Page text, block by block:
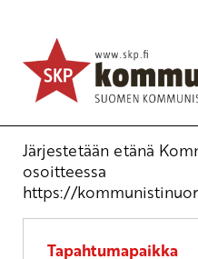
Kommunistinuorten
Kokous
ke 10.6.2026 klo19:00
Järjestetään etänä
osoitteessa
https://
Tapahtumapaikka